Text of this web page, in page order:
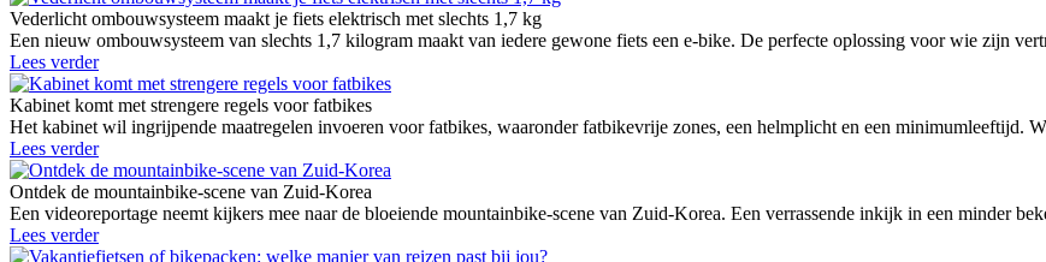
Vederlicht ombouwsysteem maakt je fiets elektrisch met slechts 1,7 kg
Een nieuw ombouwsysteem van slechts 1,7 kilogram maakt van iedere gewone fiets een e-bike. De perfecte oplossing voor wie zijn
Lees verder
Kabinet komt met strengere regels voor fatbikes
Het kabinet wil ingrijpende maatregelen invoeren voor fatbikes, waaronder fatbikevrije zones, een helmplicht en een minimumleeftijd.
Lees verder
Ontdek de mountainbike-scene van Zuid-Korea
Een videoreportage neemt kijkers mee naar de bloeiende mountainbike-scene van Zuid-Korea. Een verrassende inkijk in een minder
Lees verder